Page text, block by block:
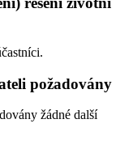
požadovány
žádné další